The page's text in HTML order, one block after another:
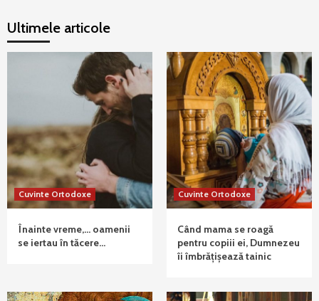
Ultimele articole
Cuvinte Ortodoxe
Înainte vreme,… oamenii
se iertau în tăcere…
Cuvinte Ortodoxe
Când mama se roagă
pentru copiii ei, Dumnezeu
îi îmbrățișează tainic